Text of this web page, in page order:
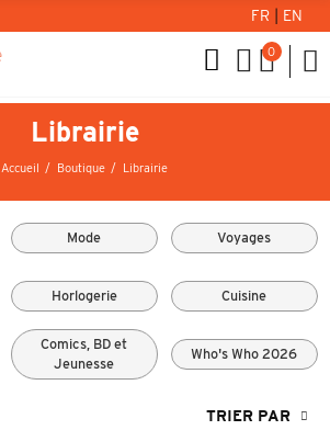
FR EN
0
Librairie
Accueil Boutique Librairie
Mode Voyages
Horlogerie Cuisine
Comics, BD et
Jeunesse
Who's Who 2026
TRIER PAR